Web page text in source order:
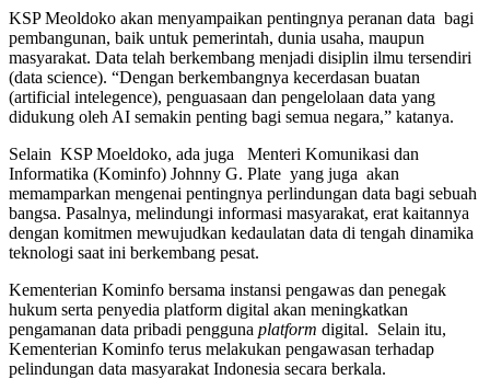
KSP Meoldoko akan menyampaikan pentingnya peranan data bagi
pembangunan, baik untuk pemerintah, dunia usaha, maupun
masyarakat. Data telah berkembang menjadi disiplin ilmu tersendiri
(data science). “Dengan berkembangnya kecerdasan buatan
(artificial intelegence), penguasaan dan pengelolaan data yang
didukung oleh AI semakin penting bagi semua negara,” katanya.
Selain KSP Moeldoko, ada juga Menteri Komunikasi dan
Informatika (Kominfo) Johnny G. Plate yang juga akan
memamparkan mengenai pentingnya perlindungan data bagi sebuah
bangsa. Pasalnya, melindungi informasi masyarakat, erat kaitannya
dengan komitmen mewujudkan kedaulatan data di tengah dinamika
teknologi saat ini berkembang pesat.
Kementerian Kominfo bersama instansi pengawas dan penegak
hukum serta penyedia platform digital akan meningkatkan
pengamanan data pribadi pengguna platform digital. Selain itu,
Kementerian Kominfo terus melakukan pengawasan terhadap
pelindungan data masyarakat Indonesia secara berkala.